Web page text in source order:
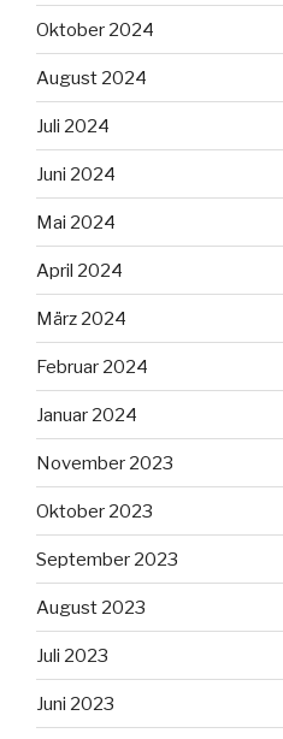
Oktober 2024
August 2024
Juli 2024
Juni 2024
Mai 2024
April 2024
März 2024
Februar 2024
Januar 2024
November 2023
Oktober 2023
September 2023
August 2023
Juli 2023
Juni 2023